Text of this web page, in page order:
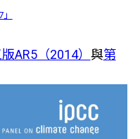
AR5（2014） 與第